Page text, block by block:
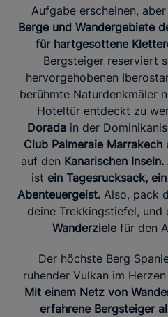
Aufgabe erscheinen,
Berge und Wandergebiete
für hartgesottene
Bergsteiger reserviert
hervorgehobenen
berühmte Naturdenkmäler
Hoteltür entdeckt zu
Doradain der
Club Palmeraie Marrakech
auf den Kanarischen Inseln.
ist ein Tagesrucksack,
Abenteuergeist. Also, pack
deine Trekkingstiefel, und
Wanderzielefür den
Der höchste Berg
ruhender Vulkan im
Mit einem Netz von
erfahrene Bergsteiger